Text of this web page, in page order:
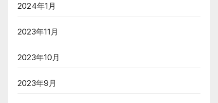
2024年1月
2023年11月
2023年10月
2023年9月